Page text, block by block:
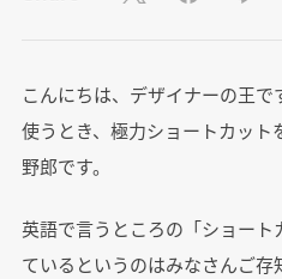
こんにちは、デザイナーの王
使うとき、極力ショートカット
野郎です。
英語で言うところの「ショー
ているというのはみなさんご